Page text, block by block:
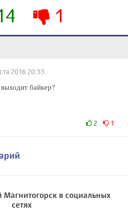
1
2016 20:55
байкер?
2 1
Магнитогорск в социальных
сетях